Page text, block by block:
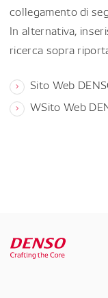
collegamento di
In alternativa,
ricerca sopra
Sito Web
WSito Web